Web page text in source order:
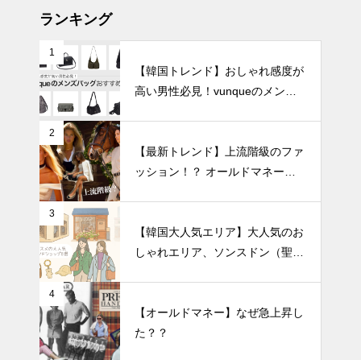
ランキング
1
【韓国トレンド】おしゃれ感度が
高い男性必見！vunqueのメンズ
2
【最新トレンド】上流階級のファ
ッション！？ オールドマネール
3
【韓国大人気エリア】大人気のお
しゃれエリア、ソンスドン（聖水
4
【オールドマネー】なぜ急上昇し
た？？